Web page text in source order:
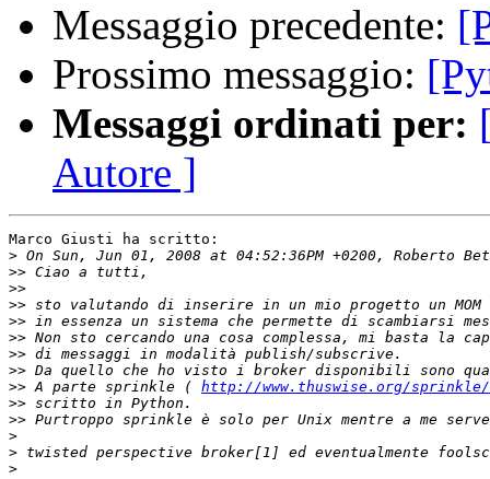
Messaggio precedente:
Prossimo messaggio:
Messaggi ordinati per:
Autore ]
Marco Giusti ha scritto:
>
>>
>>
>>
>>
>>
>>
>>
>> A parte sprinkle ( http://www.thuswise.org/sprinkle/
>>
>>
>
>
>